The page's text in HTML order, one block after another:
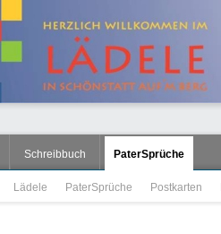
Schreibbuch PaterSprüche
Lädele PaterSprüche Postkarten